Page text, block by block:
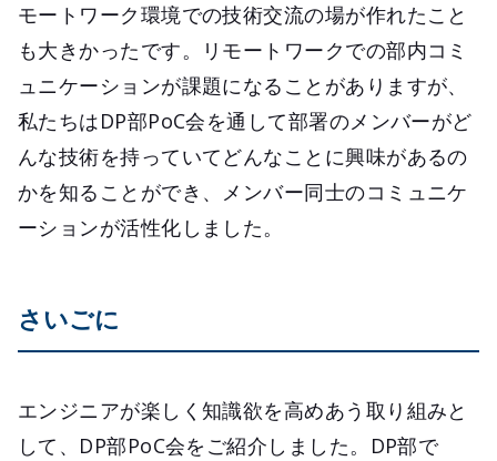
モートワーク環境での技術交流の場が作れたこと
も大きかったです。リモートワークでの部内コミ
ュニケーションが課題になることがありますが、
私たちはDP部PoC会を通して部署のメンバーがど
んな技術を持っていてどんなことに興味があるの
かを知ることができ、メンバー同士のコミュニケ
ーションが活性化しました。
さいごに
エンジニアが楽しく知識欲を高めあう取り組みと
して、DP部PoC会をご紹介しました。DP部で